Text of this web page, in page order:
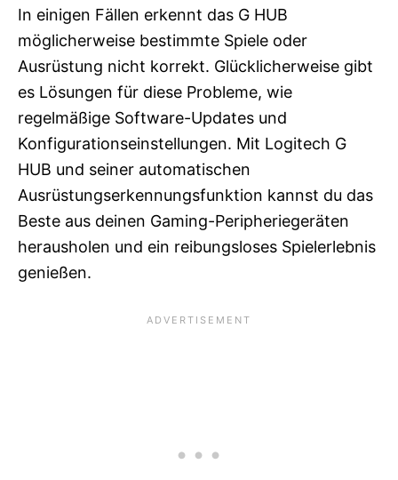
In einigen Fällen erkennt das G HUB
möglicherweise bestimmte Spiele oder
Ausrüstung nicht korrekt. Glücklicherweise gibt
es Lösungen für diese Probleme, wie
regelmäßige Software-Updates und
Konfigurationseinstellungen. Mit Logitech G
HUB und seiner automatischen
Ausrüstungserkennungsfunktion kannst du das
Beste aus deinen Gaming-Peripheriegeräten
herausholen und ein reibungsloses Spielerlebnis
genießen.